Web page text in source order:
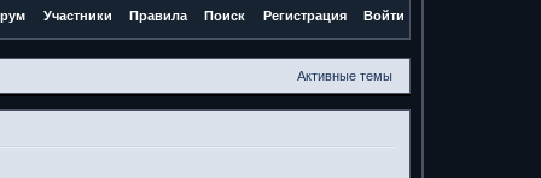
Участники Правила Поиск Регистрация Войти
Активные темы